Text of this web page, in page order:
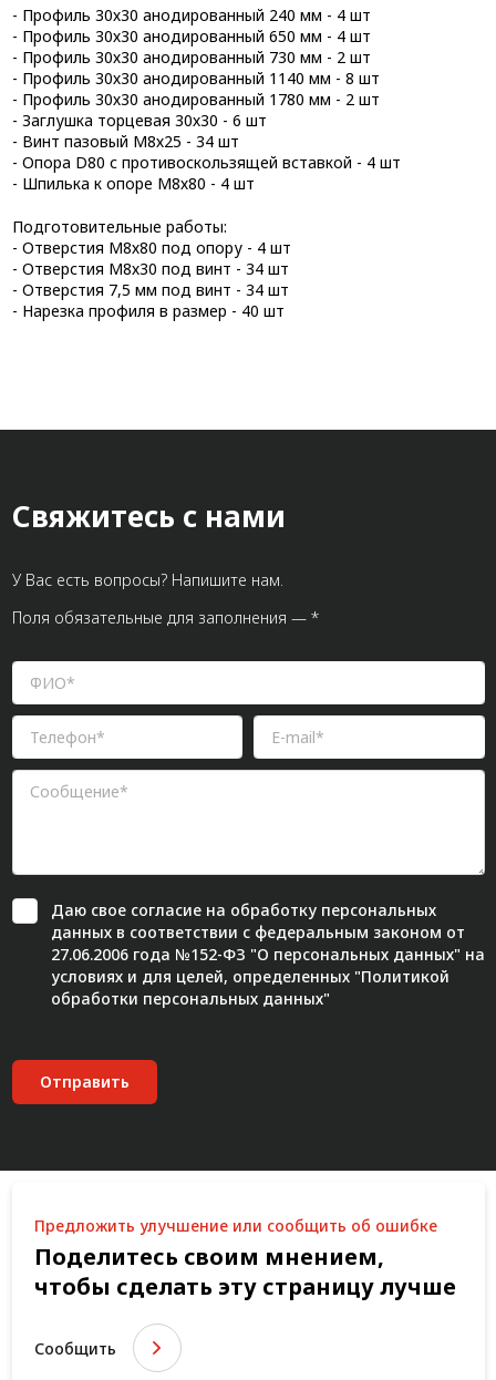
- Профиль 30х30 анодированный 240 мм - 4 шт
- Профиль 30х30 анодированный 650 мм - 4 шт
- Профиль 30х30 анодированный 730 мм - 2 шт
- Профиль 30х30 анодированный 1140 мм - 8 шт
- Профиль 30х30 анодированный 1780 мм - 2 шт
- Заглушка торцевая 30х30 - 6 шт
- Винт пазовый M8х25 - 34 шт
- Опора D80 с противоскользящей вставкой - 4 шт
- Шпилька к опоре М8х80 - 4 шт
Подготовительные работы:
- Отверстия М8х80 под опору - 4 шт
- Отверстия М8х30 под винт - 34 шт
- Отверстия 7,5 мм под винт - 34 шт
- Нарезка профиля в размер - 40 шт
Свяжитесь с нами
У Вас есть вопросы? Напишите нам.
Поля обязательные для заполнения — *
Даю свое согласиена обработку персональных
данных в соответствии с федеральным законом от
27.06.2006 года №152-ФЗ "О персональных данных" на
условиях и для целей, определенных "Политикой
обработки персональных данных"
Отправить
Предложить улучшение или сообщить об ошибке
Поделитесь своим мнением,
чтобы сделать эту страницу лучше
Сообщить